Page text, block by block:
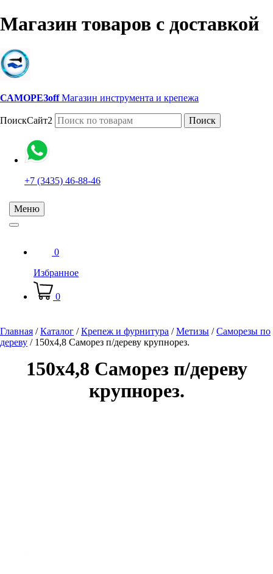
Магазин товаров с доставкой
САМОРЕЗoff Магазин инструмента и крепежа
ПоискСайт2 Поиск
+7 (3435) 46-88-46
Меню
0
Избранное
0
Главная /Каталог /Крепеж и фурнитура /Метизы /Саморезы по
дереву / 150х4,8 Саморез п/дереву крупнорез.
150х4,8 Саморез п/дереву
крупнорез.